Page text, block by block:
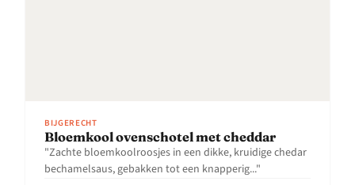
BIJGERECHT
Bloemkool ovenschotel met cheddar
"Zachte bloemkoolroosjes in een dikke, kruidige chedar
bechamelsaus, gebakken tot een knapperig..."